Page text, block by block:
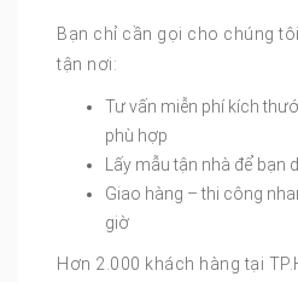
Bạn chỉ cần gọi cho chúng
tận nơi:
Tư vấn miễn phí kích
phù hợp
Lấy mẫu tận nhà để
Giao hàng – thi công
giờ
Hơn 2.000 khách hàng tại